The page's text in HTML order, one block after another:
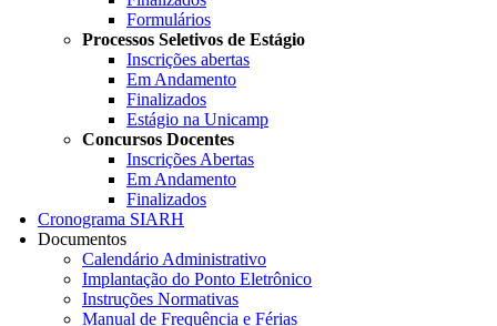
Formulários
Processos Seletivos de Estágio
Inscrições abertas
Em Andamento
Finalizados
Estágio na Unicamp
Concursos Docentes
Inscrições Abertas
Em Andamento
Finalizados
Cronograma SIARH
Documentos
Calendário Administrativo
Implantação do Ponto Eletrônico
Instruções Normativas
Manual de Frequência e Férias